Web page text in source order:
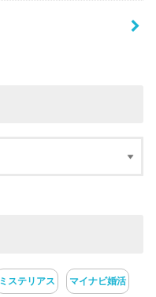
ミステリアス マイナビ婚活